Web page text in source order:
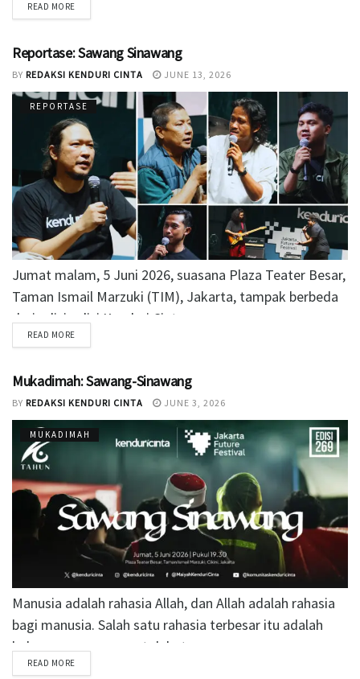
READ MORE
Reportase: Sawang Sinawang
BY REDAKSI KENDURI CINTA JUNE 13, 2026
REPORTASE
Jumat malam, 5 Juni 2026, suasana Plaza Teater Besar,
Taman Ismail Marzuki (TIM), Jakarta, tampak berbeda
dari edisi-edisi Kenduri Cinta...
READ MORE
Mukadimah: Sawang-Sinawang
BY REDAKSI KENDURI CINTA JUNE 3, 2026
MUKADIMAH
Manusia adalah rahasia Allah, dan Allah adalah rahasia
bagi manusia. Salah satu rahasia terbesar itu adalah
hubungan yang sangat dekat...
READ MORE